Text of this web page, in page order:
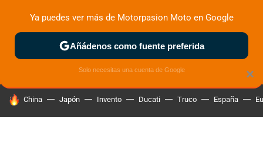
ZONA DE PRUEBAS DEPORTIVAS MOTOS ELÉCTRICAS
HOY SE HABLA DE
China Japón Invento Ducati Truco España
×
Ya puedes ver más de Motorpasion Moto en Google
Añádenos como fuente preferida
Solo necesitas una cuenta de Google